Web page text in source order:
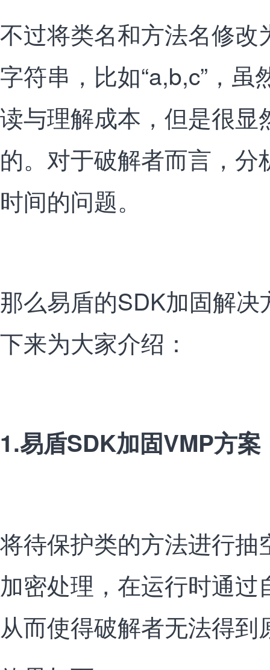
不过将类名和方法名修改
字符串，比如“a,b,c”，
读与理解成本，但是很显
的。对于破解者而言，
时间的问题。
那么易盾的SDK加固解
下来为大家介绍：
1.易盾SDK加固VMP方案
将待保护类的方法进行抽
加密处理，在运行时通
从而使得破解者无法得到